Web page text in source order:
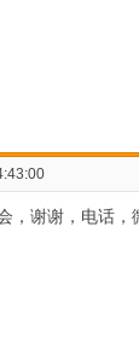
，谢谢，电话，